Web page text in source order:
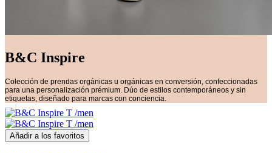
B&C Inspire
Colección de prendas orgánicas u orgánicas en conversión, confeccionadas
para una personalización prémium. Dúo de estilos contemporáneos y sin
etiquetas, diseñado para marcas con conciencia.
Añadir a los favoritos